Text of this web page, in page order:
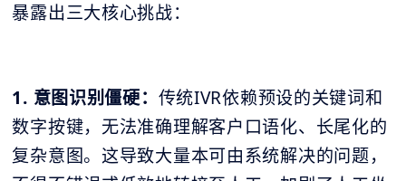
暴露出三大核心挑战：
1. 意图识别僵硬： 传统IVR依赖预设的关键词和
数字按键，无法准确理解客户口语化、长尾化的
复杂意图。这导致大量本可由系统解决的问题，